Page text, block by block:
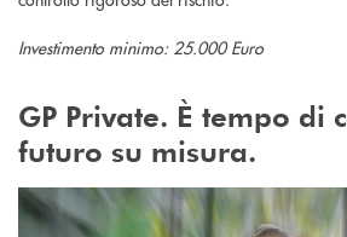
Investimento minimo: 25.000 Euro
GP Private. È tempo di
futuro su misura.